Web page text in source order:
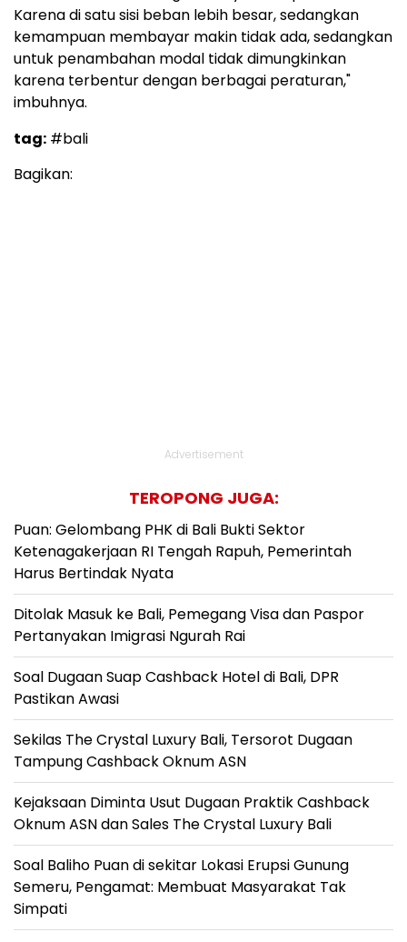
Karena di satu sisi beban lebih besar, sedangkan
kemampuan membayar makin tidak ada, sedangkan
untuk penambahan modal tidak dimungkinkan
karena terbentur dengan berbagai peraturan,"
imbuhnya.
tag: #bali
Bagikan:
Advertisement
TEROPONG JUGA:
Puan: Gelombang PHK di Bali Bukti Sektor
Ketenagakerjaan RI Tengah Rapuh, Pemerintah
Harus Bertindak Nyata
Ditolak Masuk ke Bali, Pemegang Visa dan Paspor
Pertanyakan Imigrasi Ngurah Rai
Soal Dugaan Suap Cashback Hotel di Bali, DPR
Pastikan Awasi
Sekilas The Crystal Luxury Bali, Tersorot Dugaan
Tampung Cashback Oknum ASN
Kejaksaan Diminta Usut Dugaan Praktik Cashback
Oknum ASN dan Sales The Crystal Luxury Bali
Soal Baliho Puan di sekitar Lokasi Erupsi Gunung
Semeru, Pengamat: Membuat Masyarakat Tak
Simpati